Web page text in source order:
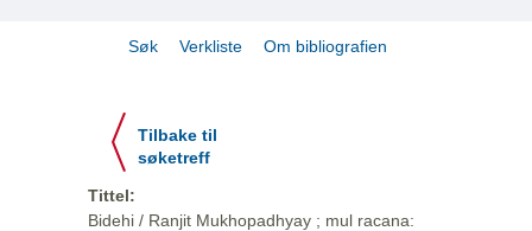
Søk Verkliste Om bibliografien
Tilbake til
søketreff
Tittel:
Bidehi / Ranjit Mukhopadhyay ; mul racana: